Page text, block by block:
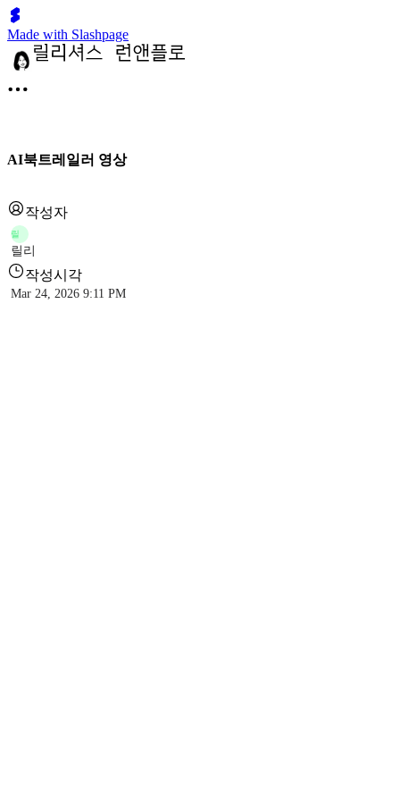
Made with Slashpage
AI북트레일러 영상
작성자
릴
릴리
작성시각
Mar 24, 2026 9:11 PM